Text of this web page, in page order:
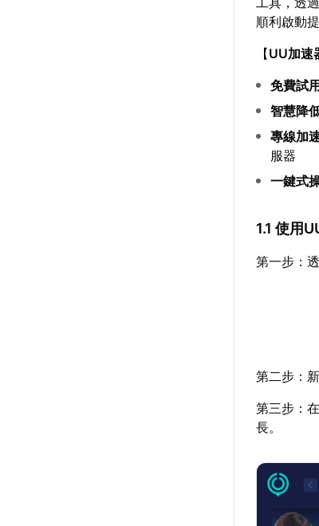
順利啟動
【UU加速
免費試
智慧降
專線加
服器
一鍵式
1.1 使用
第一步：
第二步：
第三步：
長。